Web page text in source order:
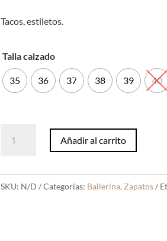
Tacos, estiletos.
Talla calzado
35 36 37 38 39 40
Añadir al carrito
SKU: N/D Categorías: Ballerina, Zapatos